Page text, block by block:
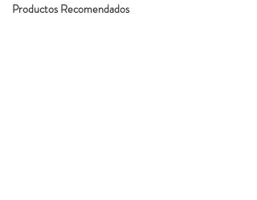
Productos Recomendados